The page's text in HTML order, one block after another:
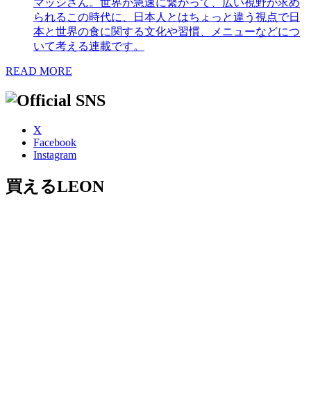
られるこの時代に、日本人とはちょっと違う視点で日
本と世界の食に関する文化や習慣、メニューなどにつ
いて考える連載です。
READ MORE
X
Facebook
Instagram
買えるLEON